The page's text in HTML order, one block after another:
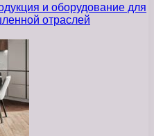
и оборудование для
отраслей